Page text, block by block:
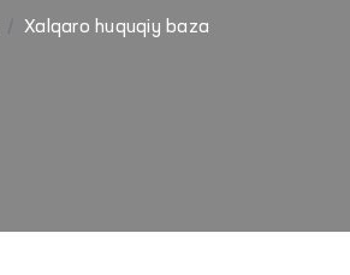
Xalqaro huquqiy baza